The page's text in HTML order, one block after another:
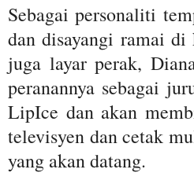
Sebagai personaliti
dan disayangi ramai di
juga layar perak,
peranannya sebagai
LipIce dan akan
televisyen dan cetak
yang akan datang.